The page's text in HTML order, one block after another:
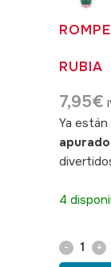
RUBIA
7,95€
Ya están
4